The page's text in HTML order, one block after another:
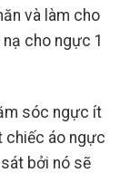
và làm cho
cho ngực 1
sóc ngực ít
chiếc áo ngực
bởi nó sẽ